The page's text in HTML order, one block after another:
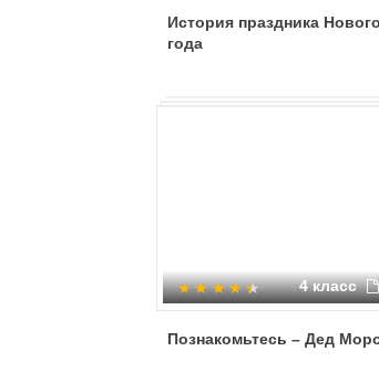
История праздника Нового
года
4 класс
Познакомьтесь – Дед